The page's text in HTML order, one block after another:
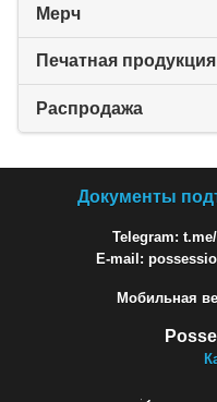
Мерч
Печатная продукция
Распродажа
Документы
Telegram:
E-mail:
Мобильная